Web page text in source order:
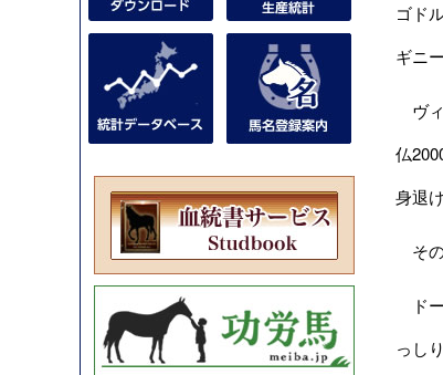
ゴド
ギニ
ヴ
仏
身退
そ
ド
っし